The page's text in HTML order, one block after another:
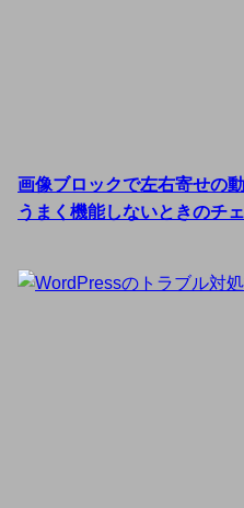
画像ブロックで左右寄せの
うまく機能しないときのチ